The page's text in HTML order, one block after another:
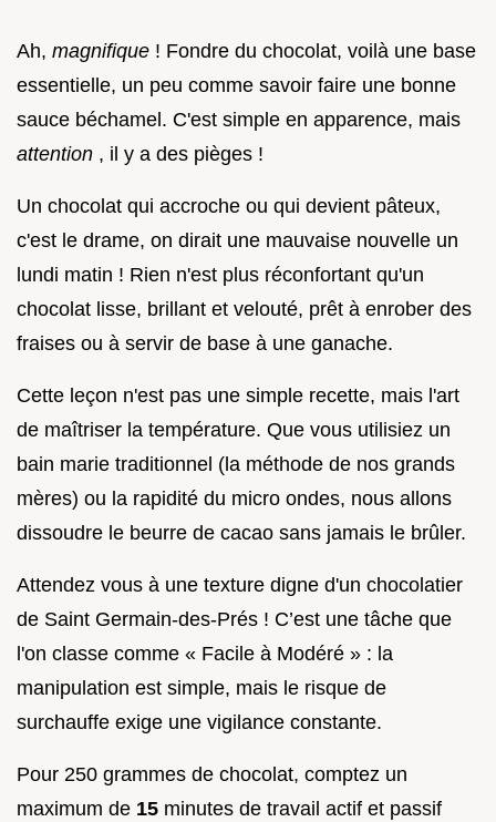
Ah, magnifique ! Fondre du chocolat, voilà une base
essentielle, un peu comme savoir faire une bonne
sauce béchamel. C'est simple en apparence, mais
attention , il y a des pièges !
Un chocolat qui accroche ou qui devient pâteux,
c'est le drame, on dirait une mauvaise nouvelle un
lundi matin ! Rien n'est plus réconfortant qu'un
chocolat lisse, brillant et velouté, prêt à enrober des
fraises ou à servir de base à une ganache.
Cette leçon n'est pas une simple recette, mais l'art
de maîtriser la température. Que vous utilisiez un
bain marie traditionnel (la méthode de nos grands
mères) ou la rapidité du micro ondes, nous allons
dissoudre le beurre de cacao sans jamais le brûler.
Attendez vous à une texture digne d'un chocolatier
de Saint Germain-des-Prés ! C’est une tâche que
l'on classe comme « Facile à Modéré » : la
manipulation est simple, mais le risque de
surchauffe exige une vigilance constante.
Pour 250 grammes de chocolat, comptez un
maximum de 15 minutes de travail actif et passif